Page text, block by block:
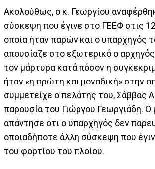
Ακολούθως, ο κ. Γεωργίου
σύσκεψη που έγινε στο ΓΕΕΦ στις
οποία ήταν παρών και ο υπαρχηγός
απουσίαζε στο εξωτερικό ο
τον μάρτυρα κατά πόσον η
ήταν «η πρώτη και μοναδική» στην
συμμετείχε ο πελάτης του, Σάββας
παρουσία του Γιώργου Γεωργιάδη. Ο
απάντησε ότι ο υπαρχηγός δεν
οποιαδήποτε άλλη σύσκεψη που
του φορτίου του πλοίου.